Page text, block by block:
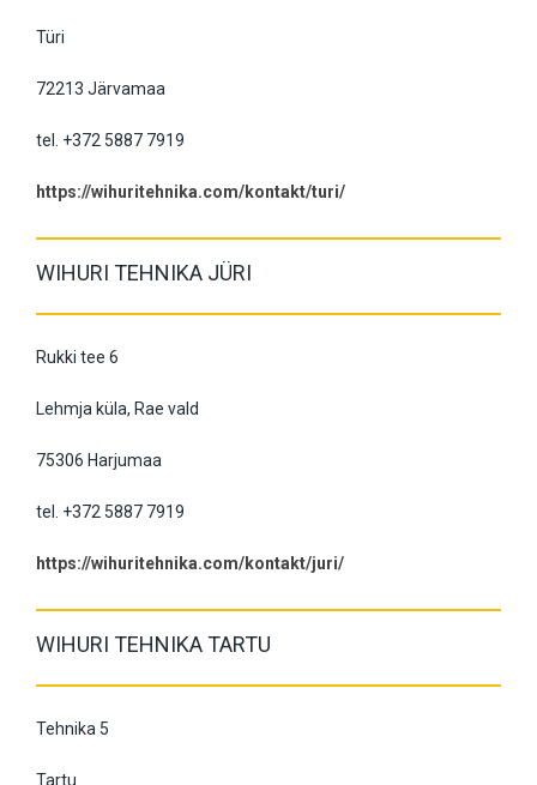
Türi
72213 Järvamaa
tel. +372 5887 7919
https://wihuritehnika.com/kontakt/turi/
WIHURI TEHNIKA JÜRI
Rukki tee 6
Lehmja küla, Rae vald
75306 Harjumaa
tel. +372 5887 7919
https://wihuritehnika.com/kontakt/juri/
WIHURI TEHNIKA TARTU
Tehnika 5
Tartu